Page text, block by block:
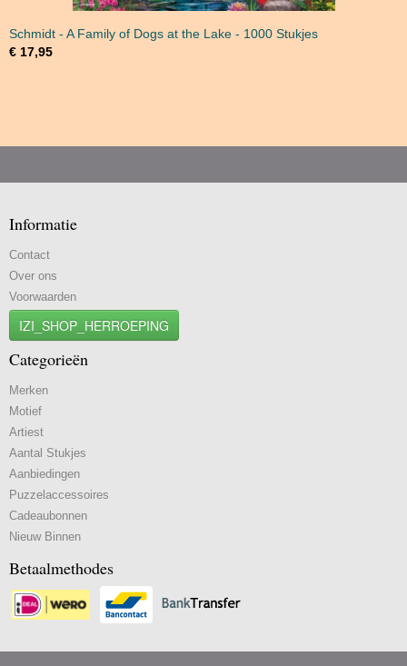
Schmidt - A Family of Dogs at the Lake - 1000 Stukjes
€ 17,95
Informatie
Contact
Over ons
Voorwaarden
IZI_SHOP_HERROEPING
Categorieën
Merken
Motief
Artiest
Aantal Stukjes
Aanbiedingen
Puzzelaccessoires
Cadeaubonnen
Nieuw Binnen
Betaalmethodes